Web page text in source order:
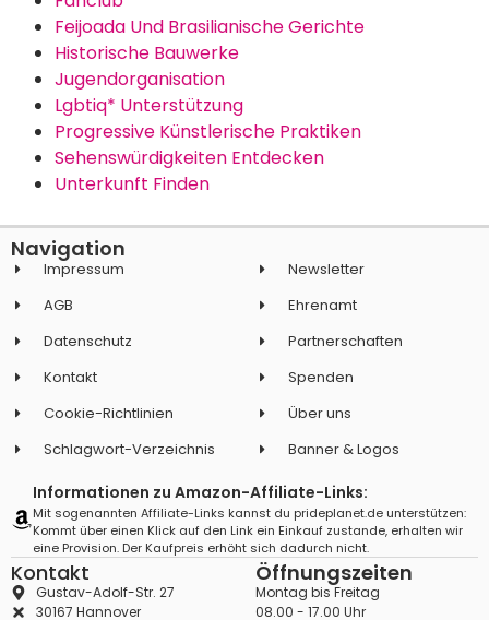
Feijoada Und Brasilianische Gerichte
Historische Bauwerke
Jugendorganisation
Lgbtiq* Unterstützung
Progressive Künstlerische Praktiken
Sehenswürdigkeiten Entdecken
Unterkunft Finden
Navigation
Impressum
AGB
Datenschutz
Kontakt
Cookie-Richtlinien
Schlagwort-Verzeichnis
Newsletter
Ehrenamt
Partnerschaften
Spenden
Über uns
Banner & Logos
Informationen zu Amazon-Affiliate-Links:
Mit sogenannten Affiliate-Links kannst du prideplanet.de unterstützen:
Kommt über einen Klick auf den Link ein Einkauf zustande, erhalten wir
eine Provision. Der Kaufpreis erhöht sich dadurch nicht.
Kontakt
Gustav-Adolf-Str. 27
30167 Hannover
Öffnungszeiten
Montag bis Freitag
08.00 - 17.00 Uhr